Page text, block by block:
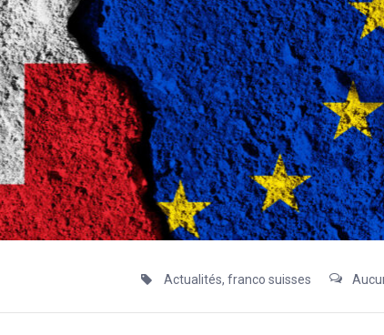
Actualités, franco suisses